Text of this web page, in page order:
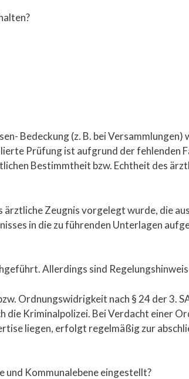
Bedeckung (z. B. bei Versammlungen)
Prüfung ist aufgrund der fehlenden
Bestimmtheit bzw. Echtheit des
ärztliche Zeugnis vorgelegt wurde, die
in die zu führenden Unterlagen
Allerdings sind
Ordnungswidrigkeit nach § 24 der 3.
Kriminalpolizei. Bei Verdacht einer
liegen, erfolgt regelmäßig zur
und Kommunalebene eingestellt?